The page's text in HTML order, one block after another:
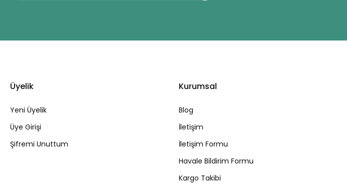
Üyelik
Yeni Üyelik
Üye Girişi
Şifremi Unuttum
Kurumsal
Blog
İletişim
İletişim Formu
Havale Bildirim Formu
Kargo Takibi